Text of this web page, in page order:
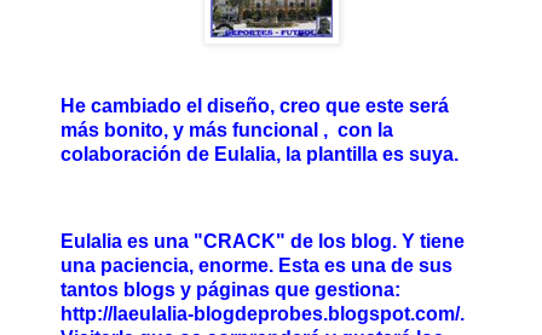
He cambiado el diseño, creo que este será
más bonito, y más funcional , con la
colaboración de Eulalia, la plantilla es suya.
Eulalia es una "CRACK" de los blog. Y tiene
una paciencia, enorme. Esta es una de sus
tantos blogs y páginas que gestiona:
http://laeulalia-blogdeprobes.blogspot.com/.